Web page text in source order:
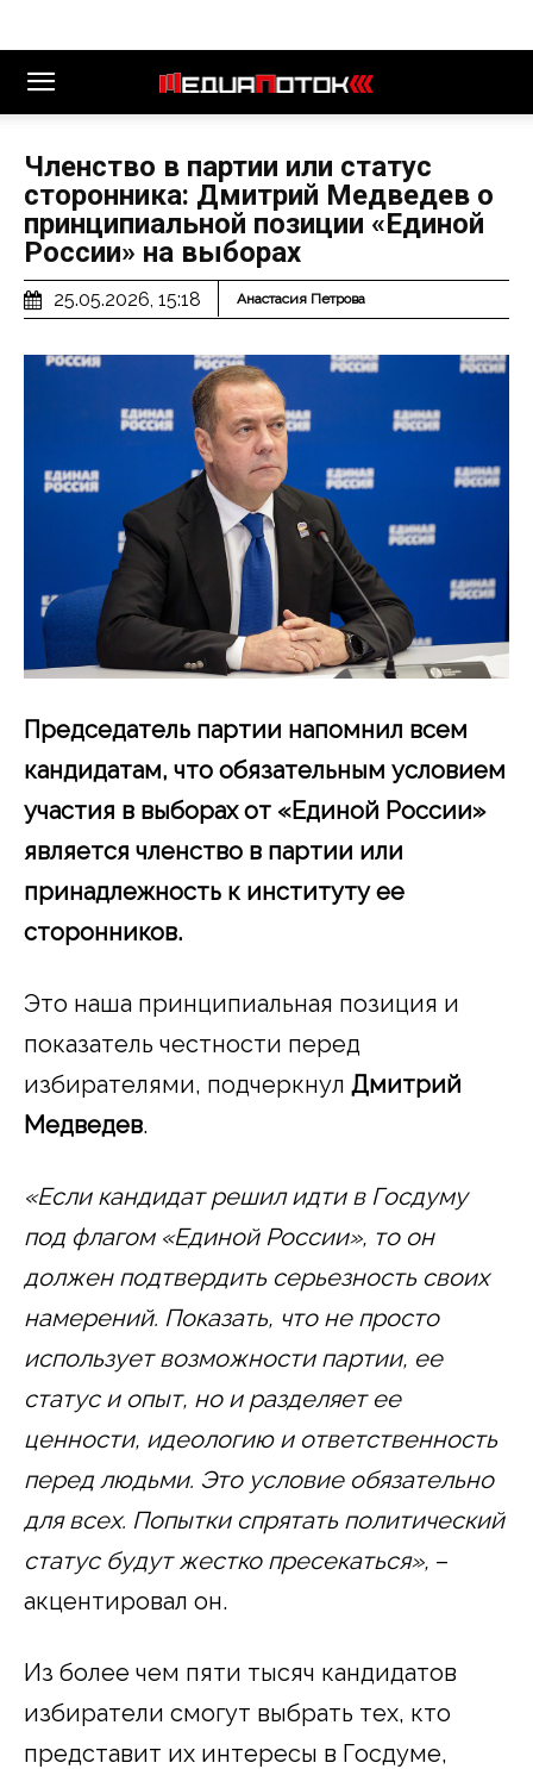
Членство в партии или статус
сторонника: Дмитрий Медведев о
принципиальной позиции «Единой
России» на выборах
25.05.2026, 15:18 Анастасия Петрова
Председатель партии напомнил всем
кандидатам, что обязательным условием
участия в выборах от «Единой России»
является членство в партии или
принадлежность к институту ее
сторонников.
Это наша принципиальная позиция и
показатель честности перед
избирателями, подчеркнул Дмитрий
Медведев.
«Если кандидат решил идти в Госдуму
под флагом «Единой России», то он
должен подтвердить серьезность своих
намерений. Показать, что не просто
использует возможности партии, ее
статус и опыт, но и разделяет ее
ценности, идеологию и ответственность
перед людьми. Это условие обязательно
для всех. Попытки спрятать политический
статус будут жестко пресекаться», –
акцентировал он.
Из более чем пяти тысяч кандидатов
избиратели смогут выбрать тех, кто
представит их интересы в Госдуме,